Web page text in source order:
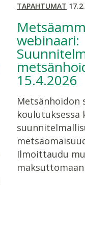
TAPAHTUMAT
webinaari:
15.4.2026
Metsänhoidon
koulutuksessa
Ilmoittaudu